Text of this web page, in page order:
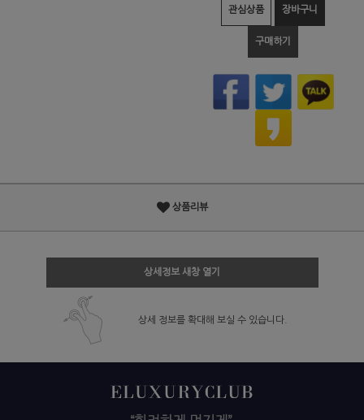
관심상품 장바구니
구매하기
상품리뷰
상세정보 새창 열기
상세 정보를 확대해 보실 수 있습니다.